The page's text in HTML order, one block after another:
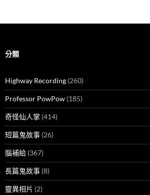
分類
Highway Recording (260)
Professor PowPow (185)
奇怪仙人掌 (414)
短篇鬼故事 (26)
腦補給 (367)
長篇鬼故事 (8)
靈異相片 (2)